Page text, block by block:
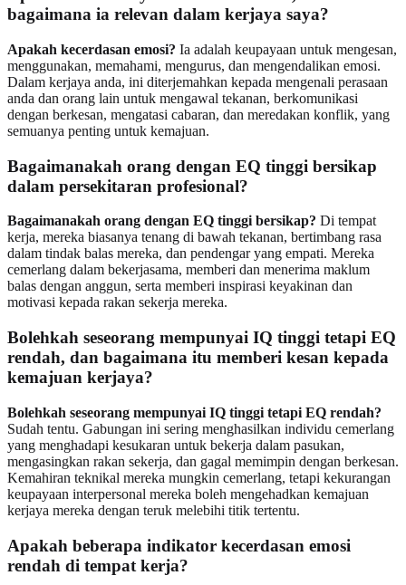
bagaimana ia relevan dalam kerjaya saya?
Apakah kecerdasan emosi? Ia adalah keupayaan untuk mengesan,
menggunakan, memahami, mengurus, dan mengendalikan emosi.
Dalam kerjaya anda, ini diterjemahkan kepada mengenali perasaan
anda dan orang lain untuk mengawal tekanan, berkomunikasi
dengan berkesan, mengatasi cabaran, dan meredakan konflik, yang
semuanya penting untuk kemajuan.
Bagaimanakah orang dengan EQ tinggi bersikap
dalam persekitaran profesional?
Bagaimanakah orang dengan EQ tinggi bersikap? Di tempat
kerja, mereka biasanya tenang di bawah tekanan, bertimbang rasa
dalam tindak balas mereka, dan pendengar yang empati. Mereka
cemerlang dalam bekerjasama, memberi dan menerima maklum
balas dengan anggun, serta memberi inspirasi keyakinan dan
motivasi kepada rakan sekerja mereka.
Bolehkah seseorang mempunyai IQ tinggi tetapi EQ
rendah, dan bagaimana itu memberi kesan kepada
kemajuan kerjaya?
Bolehkah seseorang mempunyai IQ tinggi tetapi EQ rendah?
Sudah tentu. Gabungan ini sering menghasilkan individu cemerlang
yang menghadapi kesukaran untuk bekerja dalam pasukan,
mengasingkan rakan sekerja, dan gagal memimpin dengan berkesan.
Kemahiran teknikal mereka mungkin cemerlang, tetapi kekurangan
keupayaan interpersonal mereka boleh mengehadkan kemajuan
kerjaya mereka dengan teruk melebihi titik tertentu.
Apakah beberapa indikator kecerdasan emosi
rendah di tempat kerja?